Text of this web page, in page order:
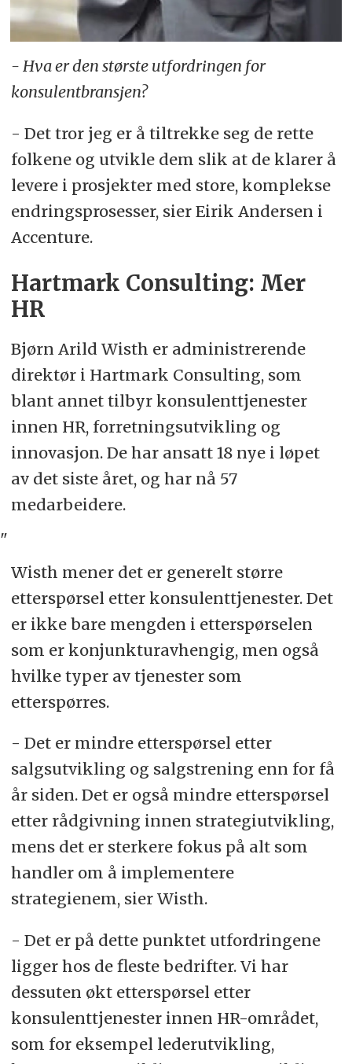
- Hva er den største utfordringen for
konsulentbransjen?
- Det tror jeg er å tiltrekke seg de rette
folkene og utvikle dem slik at de klarer å
levere i prosjekter med store, komplekse
endringsprosesser, sier Eirik Andersen i
Accenture.
Hartmark Consulting: Mer
HR
Bjørn Arild Wisth er administrerende
direktør i Hartmark Consulting, som
blant annet tilbyr konsulenttjenester
innen HR, forretningsutvikling og
innovasjon. De har ansatt 18 nye i løpet
av det siste året, og har nå 57
medarbeidere.
"
Wisth mener det er generelt større
etterspørsel etter konsulenttjenester. Det
er ikke bare mengden i etterspørselen
som er konjunkturavhengig, men også
hvilke typer av tjenester som
etterspørres.
- Det er mindre etterspørsel etter
salgsutvikling og salgstrening enn for få
år siden. Det er også mindre etterspørsel
etter rådgivning innen strategiutvikling,
mens det er sterkere fokus på alt som
handler om å implementere
strategienem, sier Wisth.
- Det er på dette punktet utfordringene
ligger hos de fleste bedrifter. Vi har
dessuten økt etterspørsel etter
konsulenttjenester innen HR-området,
som for eksempel lederutvikling,